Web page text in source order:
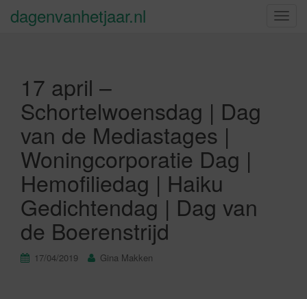
S
dagenvanhetjaar.nl
17 april –
Schortelwoensdag | Dag
van de Mediastages |
Woningcorporatie Dag |
Hemofiliedag | Haiku
Gedichtendag | Dag van
de Boerenstrijd
17/04/2019 Gina Makken